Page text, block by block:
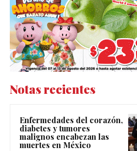
Notas recientes
Enfermedades del corazón,
diabetes y tumores
malignos encabezan las
muertes en México